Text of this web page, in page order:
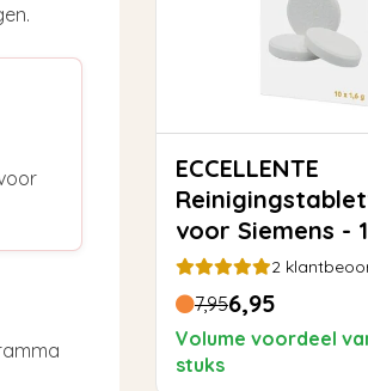
ECCELLENTE
voor Siemens -
TZ80001 |
2
7,956,95
Volume voordeel
stuks